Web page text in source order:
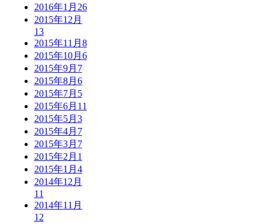
2016年1月 26
2015年12月
13
2015年11月 8
2015年10月 6
2015年9月 7
2015年8月 6
2015年7月 5
2015年6月 11
2015年5月 3
2015年4月 7
2015年3月 7
2015年2月 1
2015年1月 4
2014年12月
11
2014年11月
12